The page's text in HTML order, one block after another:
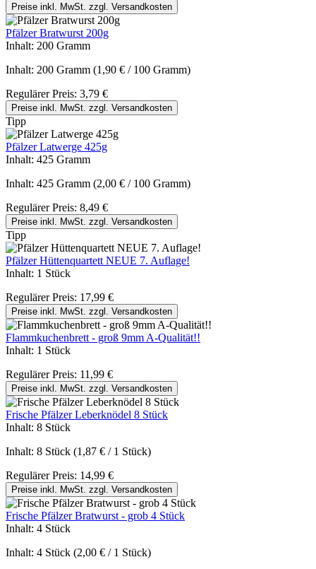
Preise inkl. MwSt. zzgl. Versandkosten
Pfälzer Bratwurst 200g
Inhalt: 200 Gramm
Inhalt: 200 Gramm (1,90 € / 100 Gramm)
Regulärer Preis: 3,79 €
Preise inkl. MwSt. zzgl. Versandkosten
Tipp
Pfälzer Latwerge 425g
Inhalt: 425 Gramm
Inhalt: 425 Gramm (2,00 € / 100 Gramm)
Regulärer Preis: 8,49 €
Preise inkl. MwSt. zzgl. Versandkosten
Tipp
Pfälzer Hüttenquartett NEUE 7. Auflage!
Inhalt: 1 Stück
Regulärer Preis: 17,99 €
Preise inkl. MwSt. zzgl. Versandkosten
Flammkuchenbrett - groß 9mm A-Qualität!!
Inhalt: 1 Stück
Regulärer Preis: 11,99 €
Preise inkl. MwSt. zzgl. Versandkosten
Frische Pfälzer Leberknödel 8 Stück
Inhalt: 8 Stück
Inhalt: 8 Stück (1,87 € / 1 Stück)
Regulärer Preis: 14,99 €
Preise inkl. MwSt. zzgl. Versandkosten
Frische Pfälzer Bratwurst - grob 4 Stück
Inhalt: 4 Stück
Inhalt: 4 Stück (2,00 € / 1 Stück)